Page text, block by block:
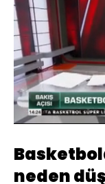
Sesi
Aç
Yüklendi:
2.18%
neden